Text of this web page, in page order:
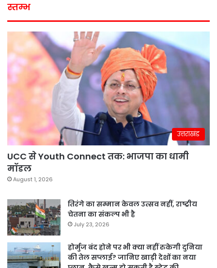
स्तम्भ
उत्तराखंड
UCC से Youth Connect तक: भाजपा का धामी
मॉडल
August 1, 2026
तिरंगे का सम्मान केवल उत्सव नहीं, राष्ट्रीय
चेतना का संकल्प भी है
July 23, 2026
होर्मुज बंद होने पर भी क्या नहीं रुकेगी दुनिया
की तेल सप्लाई? जानिए खाड़ी देशों का नया